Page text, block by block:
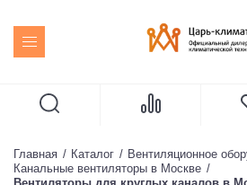
Главная Каталог
Вентиляционное
Канальные вентиляторы в Москве